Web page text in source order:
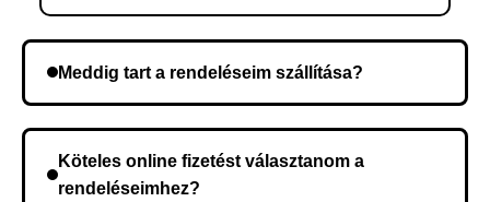
Meddig tart a rendeléseim szállítása?
kerül, és ez az időtartam függ a szállítási címtől.
Köteles online fizetést választanom a
rendeléseimhez?